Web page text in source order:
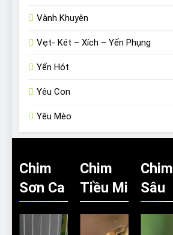
Vành Khuyên
Vẹt- Két – Xích – Yến Phụng
Yến Hót
Yêu Con
Yêu Mèo
Chim
Sơn Ca
Chim
Tiều Mi
Chim
Sâu